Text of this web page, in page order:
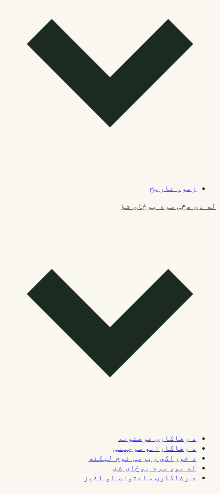
زموږ تاریخ
له دې هڅې سره یوځای شئ
د رضاکارۍ فرصتونه
د رضاکارانو سرچینې
د خوراکي زېرمې نوم لیکنه
له موږ سره یوځای شئ
د رضاکارۍ ساعتونه او اغېز